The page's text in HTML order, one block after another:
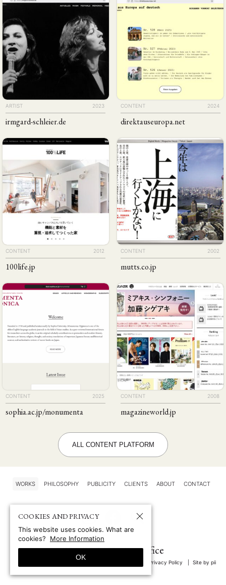
ARTIST 2023
irmgard-schleier.de
CONTENT 2024
direktauseuropa.net
CONTENT 2012
100life.jp
CONTENT 2002
mutts.co.jp
CONTENT 2025
sophia.ac.jp/monumenta
CONTENT 2008
magazineworld.jp
ALL CONTENT PLATFORM
WORKS PHILOSOPHY PUBLICITY CLIENTS ABOUT CONTACT
The Piichi Design Office
Privacy Policy Site by pii
COOKIES AND PRIVACY
This website uses cookies. What are
cookies?
More Information
OK